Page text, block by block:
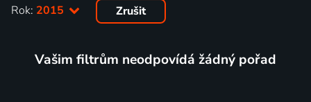
Rok: 2015 Zrušit
Vašim filtrům neodpovídá žádný pořad